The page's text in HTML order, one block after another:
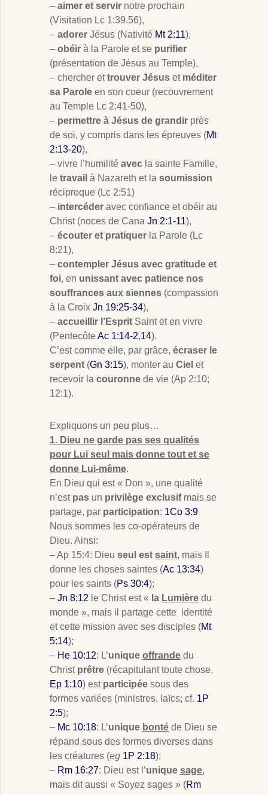
– aimer et servir notre prochain
(Visitation Lc 1:39.56),
– adorer Jésus (Nativité Mt 2:11),
– obéir à la Parole et se purifier
(présentation de Jésus au Temple),
– chercher ettrouver Jésus et méditer
sa Parole en son coeur (recouvrement
au Temple Lc 2:41-50),
– permettre à Jésus de grandir près
de soi, y compris dans les épreuves (Mt
2:13-20),
– vivre l’humilité avec la sainte Famille,
le travail à Nazareth et la soumission
réciproque (Lc 2:51)
– intercéder avec confiance et obéir au
Christ (noces de Cana Jn 2:1-11),
– écouter et pratiquer la Parole (Lc
8:21),
– contempler Jésus avec gratitude et
foi, en unissant avec patience nos
souffrances aux siennes (compassion
à la Croix Jn 19:25-34),
– accueillir l’Esprit Saint et en vivre
(PentecôteAc 1:14-2,14).
C’est comme elle, par grâce, écraser le
serpent (Gn 3:15), monter au Ciel et
recevoir la couronne de vie (Ap 2:10;
12:1).
Expliquons un peu plus…
1. Dieu ne garde pas ses qualités
pour Lui seul mais donne tout et se
donne Lui-même.
En Dieu qui est « Don », une qualité
n’est pas un privilège exclusifmais se
partage, par participation: 1Co 3:9
Nous sommes les co-opérateurs de
Dieu. Ainsi:
– Ap 15:4: Dieu seul est saint, mais Il
donne les choses saintes (Ac 13:34)
pour les saints (Ps 30:4);
– Jn 8:12 le Christ est « la Lumière du
monde », mais il partage cette identité
et cette mission avec ses disciples (Mt
5:14);
– He 10:12: L’unique offrande du
Christ prêtre (récapitulant toute chose,
Ep 1:10) est participée sous des
formes variées (ministres, laïcs; cf. 1P
2:5);
– Mc 10:18: L’unique bonté de Dieu se
répand sous des formes diverses dans
les créatures (eg 1P 2:18);
– Rm 16:27: Dieu est l’unique sage,
mais dit aussi « Soyez sages » (Rm